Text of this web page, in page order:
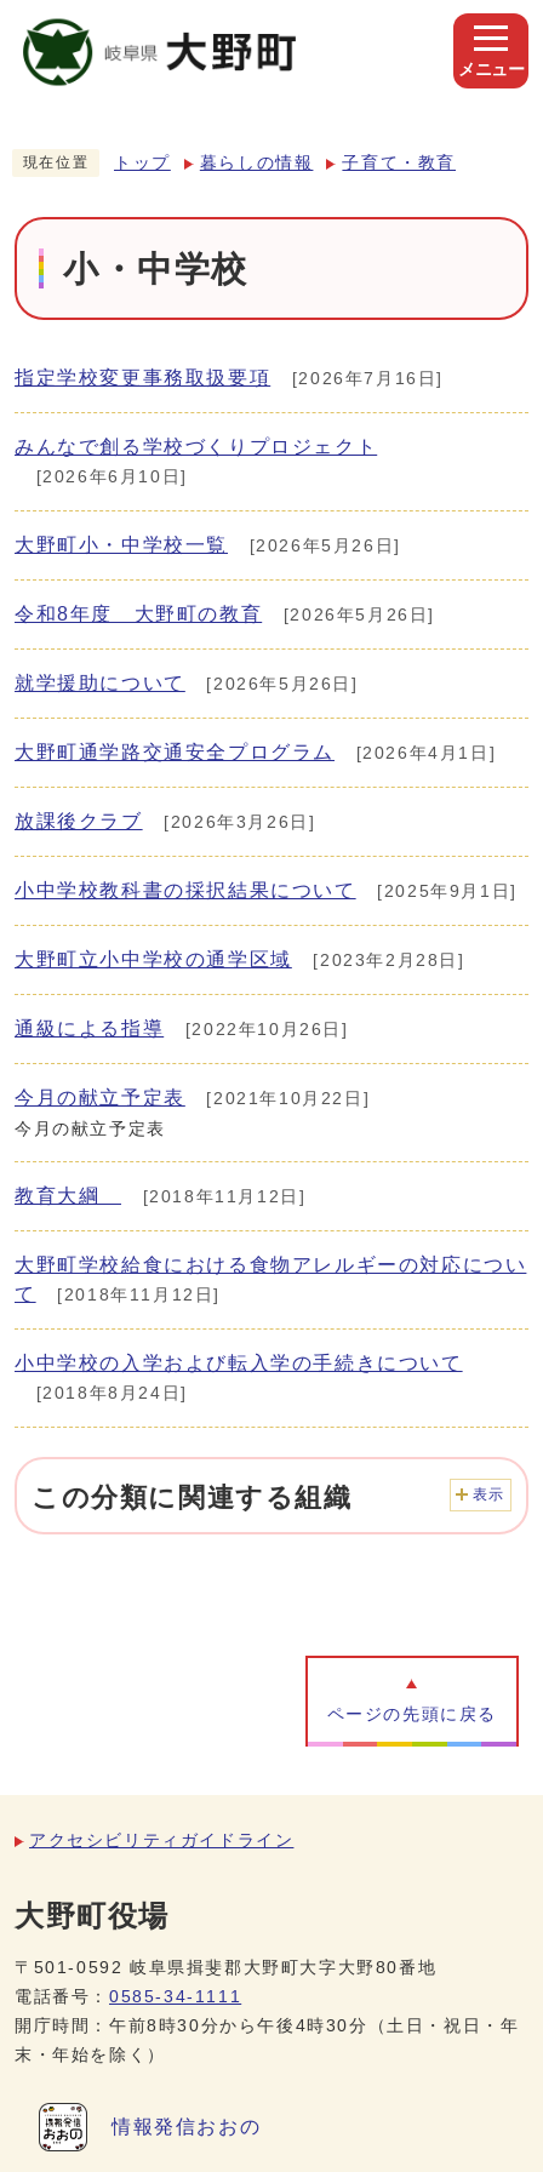
メニュー
現在位置 トップ 暮らしの情報 子育て・教育
小・中学校
指定学校変更事務取扱要項 [2026年7月16日]
みんなで創る学校づくりプロジェクト
[2026年6月10日]
大野町小・中学校一覧 [2026年5月26日]
令和8年度 大野町の教育 [2026年5月26日]
就学援助について [2026年5月26日]
大野町通学路交通安全プログラム [2026年4月1日]
放課後クラブ [2026年3月26日]
小中学校教科書の採択結果について [2025年9月1日]
大野町立小中学校の通学区域 [2023年2月28日]
通級による指導 [2022年10月26日]
今月の献立予定表
[2021年10月22日]
今月の献立予定表
教育大綱 [2018年11月12日]
大野町学校給食における食物アレルギーの対応につい
て
[2018年11月12日]
小中学校の入学および転入学の手続きについて
[2018年8月24日]
この分類に関連する組織 表示
ページの先頭に戻る
アクセシビリティガイドライン
大野町役場
〒501-0592 岐阜県揖斐郡大野町大字大野80番地
電話番号： 0585-34-1111
開庁時間：午前8時30分から午後4時30分（土日・祝日・年
末・年始を除く）
情報発信おおの